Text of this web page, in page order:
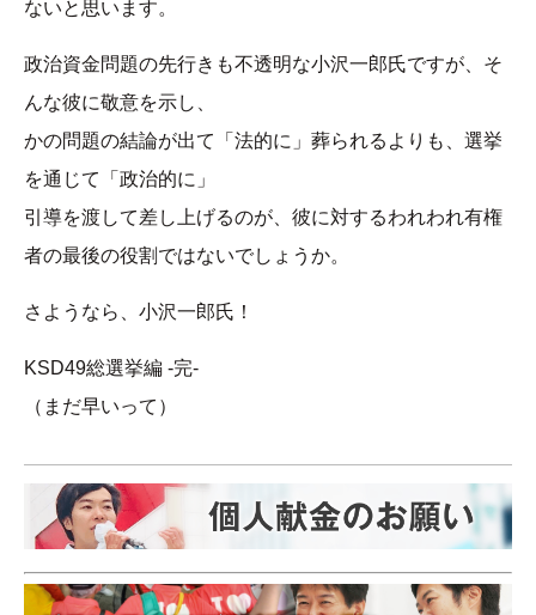
ないと思います。
政治資金問題の先行きも不透明な小沢一郎氏ですが、そ
んな彼に敬意を示し、
かの問題の結論が出て「法的に」葬られるよりも、選挙
を通じて「政治的に」
引導を渡して差し上げるのが、彼に対するわれわれ有権
者の最後の役割ではないでしょうか。
さようなら、小沢一郎氏！
KSD49総選挙編 -完-
（まだ早いって）